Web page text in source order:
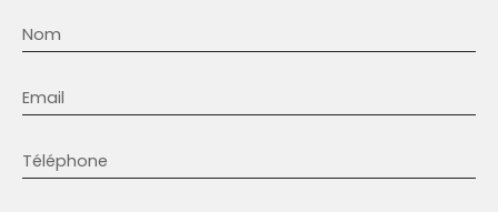
Nom
Email
Téléphone